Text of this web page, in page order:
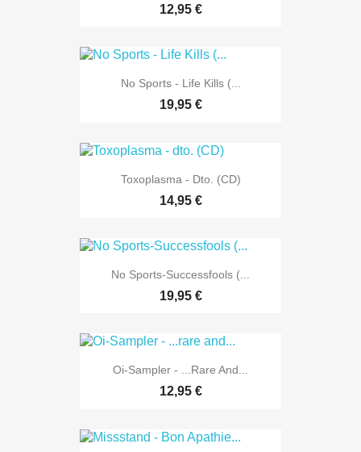
12,95 €
No Sports - Life Kills (...
19,95 €
Toxoplasma - Dto. (CD)
14,95 €
No Sports-Successfools (...
19,95 €
Oi-Sampler - ...rare And...
12,95 €